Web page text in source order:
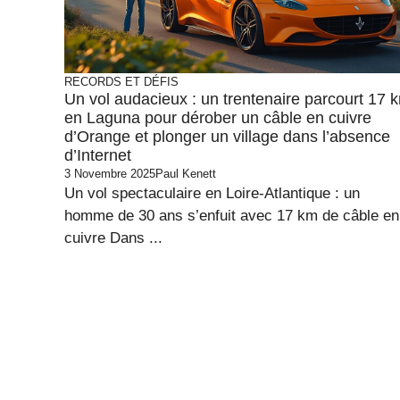
RECORDS ET DÉFIS
Un vol audacieux : un trentenaire parcourt 17
en Laguna pour dérober un câble en cuivre
d’Orange et plonger un village dans l’absence
d’Internet
3 Novembre 2025Paul Kenett
Un vol spectaculaire en Loire-Atlantique : un
homme de 30 ans s’enfuit avec 17 km de câble en
cuivre Dans ...